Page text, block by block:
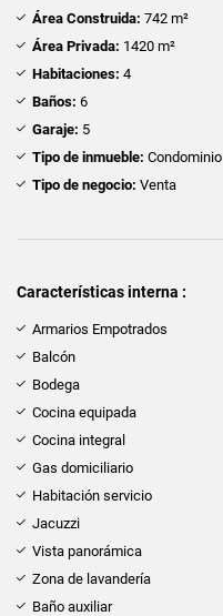
Área Construida: 742 m²
Área Privada: 1420 m²
Habitaciones: 4
Baños: 6
Garaje: 5
Tipo de inmueble: Condominio
Tipo de negocio: Venta
Características interna :
Armarios Empotrados
Balcón
Bodega
Cocina equipada
Cocina integral
Gas domiciliario
Habitación servicio
Jacuzzi
Vista panorámica
Zona de lavandería
Baño auxiliar